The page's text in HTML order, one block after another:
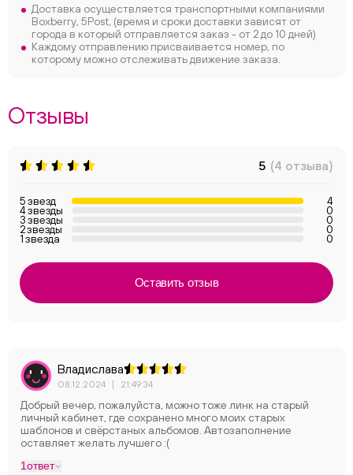
Доставка осуществляется транспортными компаниями
Boxberry, 5Post, (время и сроки доставки зависят от
города в который отправляется заказ - от 2 до 10 дней)
Каждому отправлению присваивается номер, по
которому можно отслеживать движение заказа.
Отзывы
5 (4 отзыва)
5 звезд 4
4 звезды 0
3 звезды 0
2 звезды 0
1 звезда 0
Оставить отзыв
Владислава
08.12.2024 | 21:49:34
Добрый вечер, пожалуйста, можно тоже линк на старый
личный кабинет, где сохранено много моих старых
шаблонов и свёрстаных альбомов. Автозаполнение
оставляет желать лучшего :(
1ответ